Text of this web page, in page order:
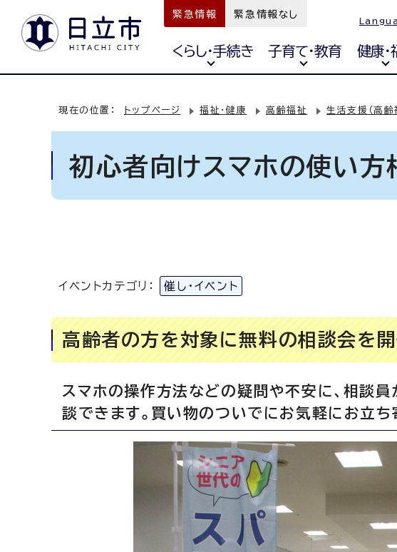
緊急情報 緊急情報なし
くらし・手続き 子育て・教育 健康・
現在の位置： トップページ 福祉・健康 高齢福祉 生活支援（高齢
初心者向けスマホの使い方
イベントカテゴリ： 催し・イベント
高齢者の方を対象に無料の相談会を
スマホの操作方法などの疑問や不安に、相談
談できます。買い物のついでにお気軽にお立ち